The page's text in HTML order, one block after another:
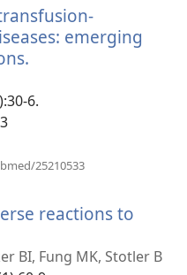
fenêtre)
emerging
nouvelle
6.
25210533
fenêtre)
reactions to
BI, Fung MK, Stotler B